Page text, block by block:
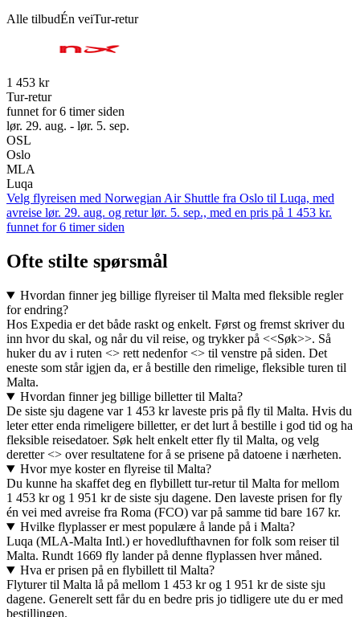
Alle tilbudÉn veiTur-retur
1 453 kr
Tur-retur
funnet for 6 timer siden
lør. 29. aug. - lør. 5. sep.
OSL
Oslo
MLA
Luqa
Velg flyreisen med Norwegian Air Shuttle fra Oslo til Luqa, med
avreise lør. 29. aug. og retur lør. 5. sep., med en pris på 1 453 kr.
funnet for 6 timer siden
Ofte stilte spørsmål
Hvordan finner jeg billige flyreiser til Malta med fleksible regler
for endring?
Hos Expedia er det både raskt og enkelt. Først og fremst skriver du
inn hvor du skal, og når du vil reise, og trykker på <<Søk>>. Så
huker du av i ruten <> rett nedenfor <> til venstre på siden. Det
eneste som står igjen da, er å bestille den rimelige, fleksible turen til
Malta.
Hvordan finner jeg billige billetter til Malta?
De siste sju dagene var 1 453 kr laveste pris på fly til Malta. Hvis du
leter etter enda rimeligere billetter, er det lurt å bestille i god tid og ha
fleksible reisedatoer. Søk helt enkelt etter fly til Malta, og velg
deretter <> over resultatene for å se prisene på datoene i nærheten.
Hvor mye koster en flyreise til Malta?
Du kunne ha skaffet deg en flybillett tur-retur til Malta for mellom
1 453 kr og 1 951 kr de siste sju dagene. Den laveste prisen for fly
én vei med avreise fra Roma (FCO) var på samme tid bare 167 kr.
Hvilke flyplasser er mest populære å lande på i Malta?
Luqa (MLA-Malta Intl.) er hovedlufthavnen for folk som reiser til
Malta. Rundt 1669 fly lander på denne flyplassen hver måned.
Hva er prisen på en flybillett til Malta?
Flyturer til Malta lå på mellom 1 453 kr og 1 951 kr de siste sju
dagene. Generelt sett får du en bedre pris jo tidligere ute du er med
bestillingen.